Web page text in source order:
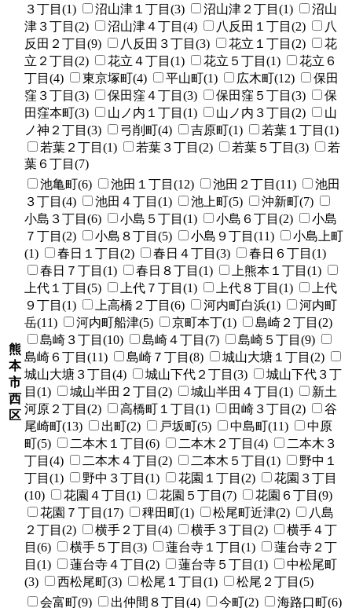
３丁目(1)
沼山津１丁目(3) 沼山津２丁目(1)
沼山
津３丁目(2)
沼山津４丁目(4) 八反田１丁目(2)
八
反田２丁目(9)
八反田３丁目(3) 花立１丁目(2)
花
立２丁目(2)
花立４丁目(1) 花立５丁目(1)
花立６
丁目(4)
東京塚町(4) 平山町(1) 広木町(12)
保田
窪３丁目(3)
保田窪４丁目(3) 保田窪５丁目(3)
保
田窪本町(3)
山ノ内１丁目(1) 山ノ内３丁目(2)
山
ノ神２丁目(3)
弓削町(4) 吉原町(1)
若葉１丁目(1)
若葉２丁目(1)
若葉３丁目(2) 若葉５丁目(3)
若
葉６丁目(7)
熊
本
市
西
区
池亀町(6) 池田１丁目(12) 池田２丁目(11)
池田
３丁目(4)
池田４丁目(1) 池上町(5)
沖新町(7)
小島３丁目(6)
小島５丁目(1) 小島６丁目(2)
小島
７丁目(2)
小島８丁目(5) 小島９丁目(11)
小島上町
(1)
春日１丁目(2) 春日４丁目(3)
春日６丁目(1)
春日７丁目(1)
春日８丁目(1)
上熊本１丁目(1)
上代１丁目(5)
上代７丁目(1) 上代８丁目(1)
上代
９丁目(1)
上高橋２丁目(6) 河内町白浜(1)
河内町
岳(11)
河内町船津(5) 京町本丁(1)
島崎２丁目(2)
島崎３丁目(10)
島崎４丁目(7)
島崎５丁目(9)
島崎６丁目(11)
島崎７丁目(8)
城山大塘１丁目(2)
城山大塘３丁目(4)
城山下代２丁目(3)
城山下代３丁
目(1)
城山半田２丁目(2) 城山半田４丁目(1)
新土
河原２丁目(2)
高橋町１丁目(1) 田崎３丁目(2)
谷
尾崎町(13)
出町(2) 戸坂町(5) 中島町(11)
中原
町(5)
二本木１丁目(6) 二本木２丁目(4)
二本木３
丁目(4)
二本木４丁目(2) 二本木５丁目(1)
野中１
丁目(1)
野中３丁目(1) 花園１丁目(2)
花園３丁目
(10)
花園４丁目(1) 花園５丁目(7)
花園６丁目(9)
花園７丁目(17)
稗田町(1) 松尾町近津(2)
八島
２丁目(2)
横手２丁目(4) 横手３丁目(2)
横手４丁
目(6)
横手５丁目(3) 蓮台寺１丁目(1)
蓮台寺２丁
目(1)
蓮台寺４丁目(2) 蓮台寺５丁目(1)
中松尾町
(3)
西松尾町(3) 松尾１丁目(1) 松尾２丁目(5)
会富町(9) 出仲間８丁目(4) 今町(2)
海路口町(6)